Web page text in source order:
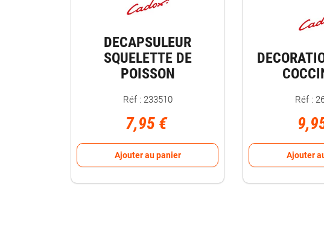
DECAPSULEUR
SQUELETTE DE
POISSON
Réf : 233510
7,95 €
Ajouter au panier
Réf :
Ajouter